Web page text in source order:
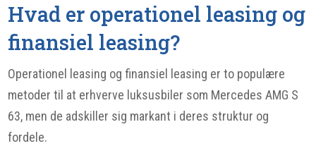
Hvad er operationel leasing og
finansiel leasing?
Operationel leasing og finansiel leasing er to populære
metoder til at erhverve luksusbiler som Mercedes AMG S
63, men de adskiller sig markant i deres struktur og
fordele.